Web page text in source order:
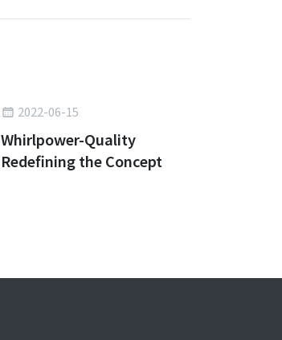
2022-06-15
Whirlpower-Quality
Redefining the Concept